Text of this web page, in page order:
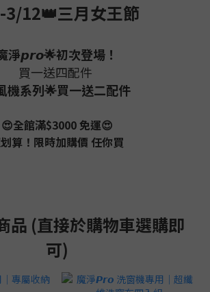
12👑三月女王節
淨𝙥𝙧𝙤🌟初次登場！
買一送四配件
機系列🌟買一送二配件
😍全館滿$3000 免運😍
算！限時加購價 任你買
品 (直接於購物車選購即
可)